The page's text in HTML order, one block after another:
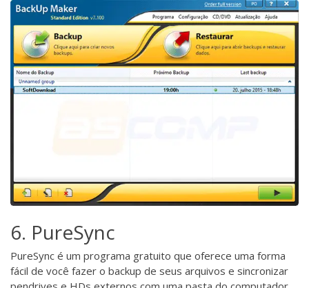
6. PureSync
PureSync é um programa gratuito que oferece uma forma
fácil de você fazer o backup de seus arquivos e sincronizar